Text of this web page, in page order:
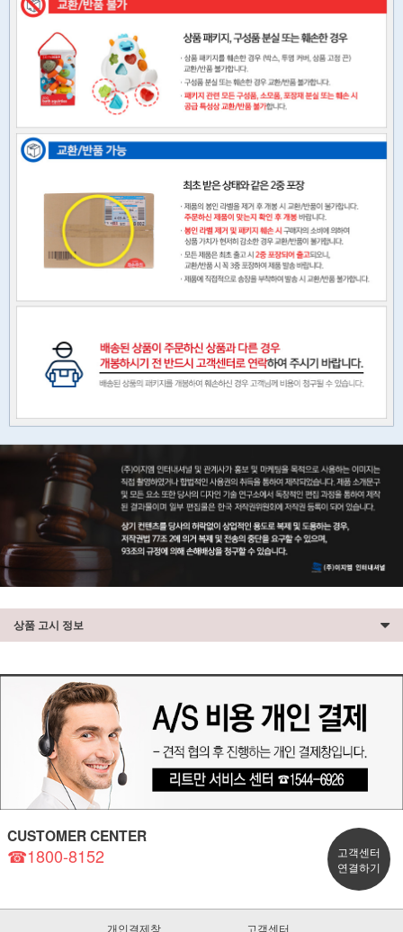
상품 고시 정보
CUSTOMER CENTER
☎1800-8152
고객센터
연결하기
개인결제창 고객센터